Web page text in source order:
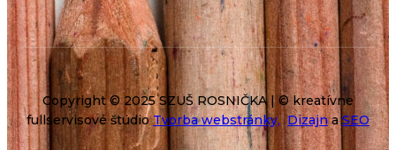
Copyright © 2025 SZUŠ ROSNIČKA | © kreatívne
fullservisové štúdioTvorba webstránky, Dizajna SEO